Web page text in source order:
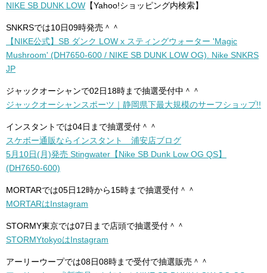
NIKE SB DUNK LOW 【Yahoo!ショッピング内検索】
SNKRSでは10日09時発売＾＾
【NIKE公式】SB ダンク LOW x スティングウォーター 'Magic
Mushroom' (DH7650-600 / NIKE SB DUNK LOW OG). Nike SNKRS
JP
ジャックオーシャンで02日18時まで抽選受付中＾＾
ジャックオーシャンスポーツ｜静岡県下最大規模のサーフショップ!!
インスタントでは04日まで抽選受付＾＾
スケボー通販ならインスタント 浦安店ブログ
5月10日(月)発売 Stingwater【Nike SB Dunk Low OG QS】
(DH7650-600)
MORTARでは05日12時から15時まで抽選受付＾＾
MORTARはInstagram
STORMY東京では07日まで店頭で抽選受付＾＾
STORMYtokyoはInstagram
アーリーウープでは08日08時まで受付で抽選販売＾＾